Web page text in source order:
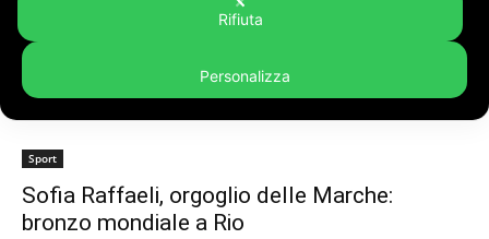
Sport
Sofia Raffaeli, orgoglio delle Marche:
bronzo mondiale a Rio
Rifiuta
Personalizza